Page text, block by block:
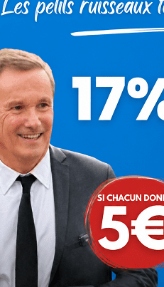
véhicules de plus de dix ans
(euro 6, électrique ou
Longue Durée d’au
l’abandon d’un véhicule de
Debout La France 23